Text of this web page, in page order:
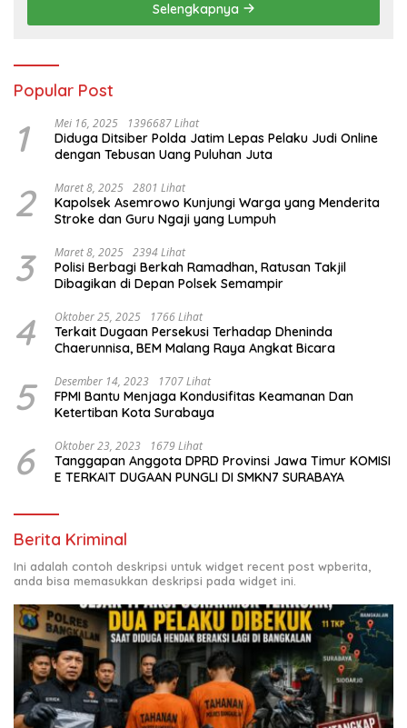
Selengkapnya
Popular Post
1 Mei 16, 2025 1396687 Lihat
Diduga Ditsiber Polda Jatim Lepas Pelaku Judi Online
dengan Tebusan Uang Puluhan Juta
2 Maret 8, 2025 2801 Lihat
Kapolsek Asemrowo Kunjungi Warga yang Menderita
Stroke dan Guru Ngaji yang Lumpuh
3 Maret 8, 2025 2394 Lihat
Polisi Berbagi Berkah Ramadhan, Ratusan Takjil
Dibagikan di Depan Polsek Semampir
4 Oktober 25, 2025 1766 Lihat
Terkait Dugaan Persekusi Terhadap Dheninda
Chaerunnisa, BEM Malang Raya Angkat Bicara
5 Desember 14, 2023 1707 Lihat
FPMI Bantu Menjaga Kondusifitas Keamanan Dan
Ketertiban Kota Surabaya
6 Oktober 23, 2023 1679 Lihat
Tanggapan Anggota DPRD Provinsi Jawa Timur KOMISI
E TERKAIT DUGAAN PUNGLI DI SMKN7 SURABAYA
Berita Kriminal
Ini adalah contoh deskripsi untuk widget recent post wpberita,
anda bisa memasukkan deskripsi pada widget ini.